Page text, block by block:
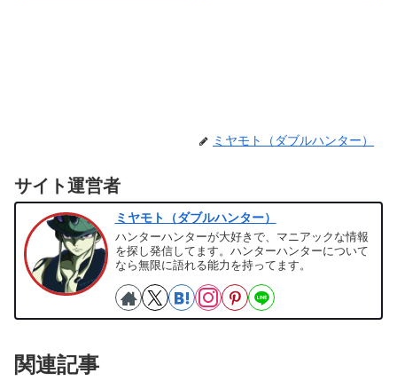
ミヤモト（ダブルハンター）
サイト運営者
ミヤモト（ダブルハンター）
ハンターハンターが大好きで、マニアックな情報
を探し発信してます。ハンターハンターについて
なら無限に語れる能力を持ってます。
関連記事